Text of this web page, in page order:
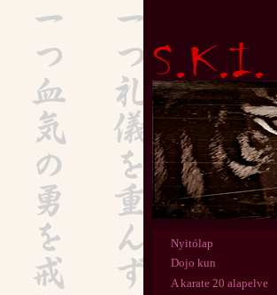
Nyitólap
Dojo kun
A karate 20 alapelve